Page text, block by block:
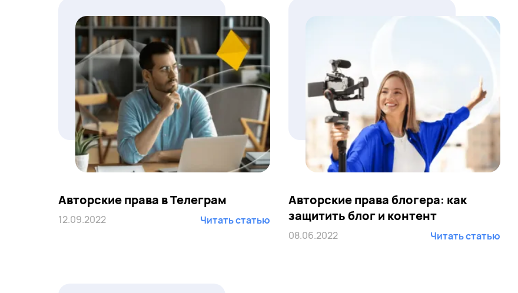
Авторские права в Телеграм
12.09.2022 Читать статью
Авторские права блогера: как
защитить блог и контент
08.06.2022 Читать статью